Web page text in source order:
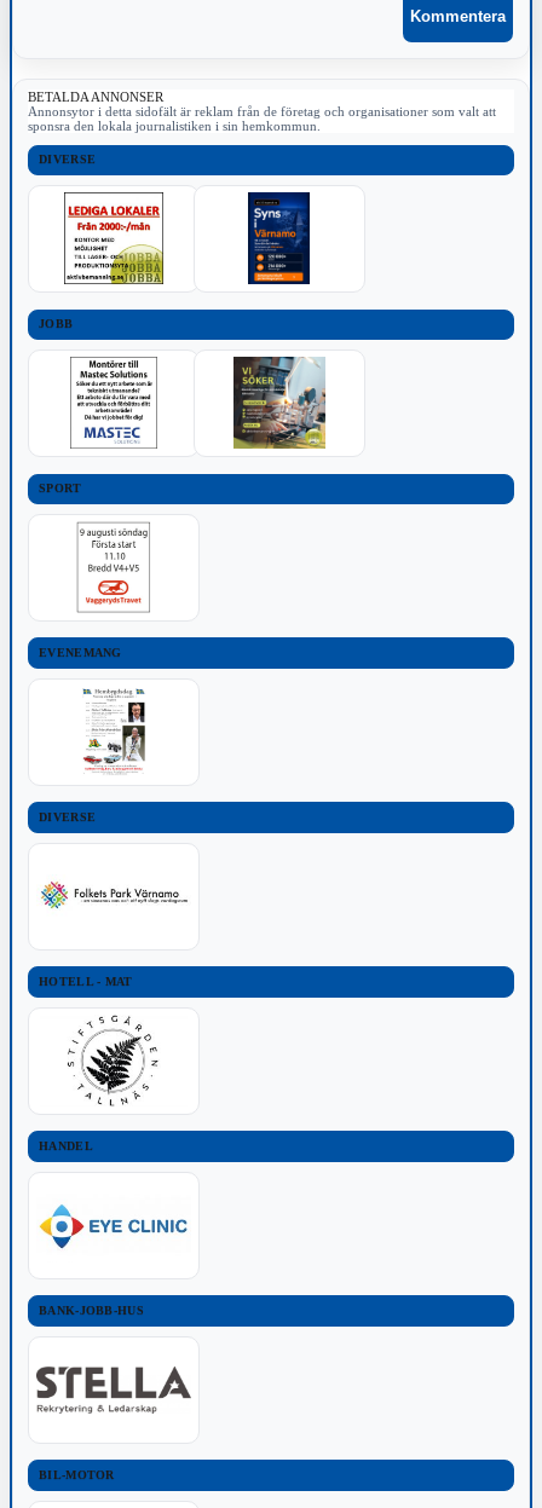
BETALDA ANNONSER
Annonsytor i detta sidofält är reklam från de företag och organisationer som valt att
sponsra den lokala journalistiken i sin hemkommun.
DIVERSE
JOBB
SPORT
EVENEMANG
DIVERSE
HOTELL - MAT
HANDEL
BANK-JOBB-HUS
BIL-MOTOR